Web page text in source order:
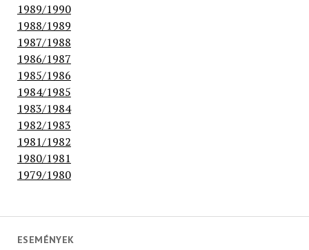
1989/1990
1988/1989
1987/1988
1986/1987
1985/1986
1984/1985
1983/1984
1982/1983
1981/1982
1980/1981
1979/1980
ESEMÉNYEK